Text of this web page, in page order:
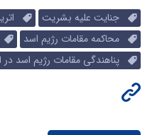
جنایت علیه بشریت
محاکمه مقامات رژیم اسد
پناهندگی مقامات رژیم اسد در